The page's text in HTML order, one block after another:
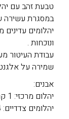
טבעת זהב עם
במסגרת עשירה
יהלומים
ונוכחות .
עבודת העיטור
שמירה על
אבנים:
יהלום מרכזי: 1 קראט
יהלומים צדדיים: 0.04 קראט כולל